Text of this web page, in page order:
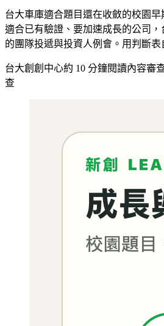
台大車庫適合題目還在收斂的校園
適合已有驗證、要加速成長的公司
的團隊投遞與投資人例會。用判斷表
台大創創中心約 10 分鐘閱讀內容審
查